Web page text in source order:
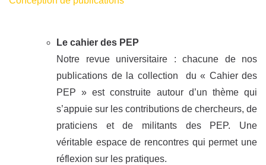
Le cahier des PEP
Notre revue universitaire : chacune de nos
publications de la collection du « Cahier des
PEP » est construite autour d’un thème qui
s’appuie sur les contributions de chercheurs, de
praticiens et de militants des PEP. Une
véritable espace de rencontres qui permet une
réflexion sur les pratiques.